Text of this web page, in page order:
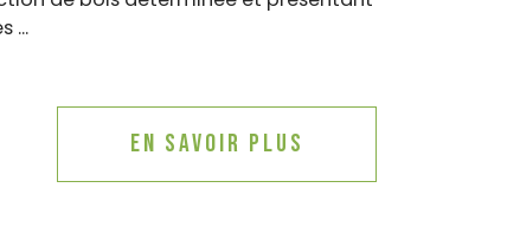
...
En savoir plus